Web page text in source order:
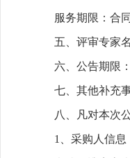
服务期限：合
五、评审专家
六、公告期限
七、其他补充
八、凡对本次
1、采购人信息